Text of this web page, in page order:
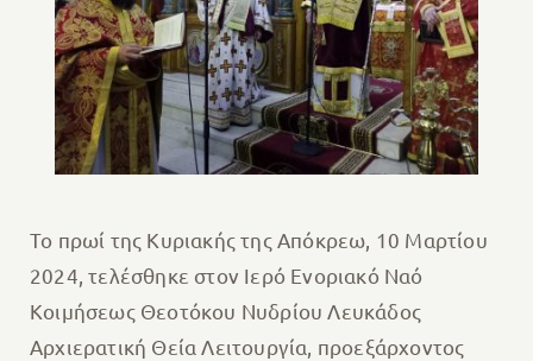
Το πρωί της Κυριακής της Απόκρεω, 10 Μαρτίου
2024, τελέσθηκε στον Ιερό Ενοριακό Ναό
Κοιμήσεως Θεοτόκου Νυδρίου Λευκάδος
Αρχιερατική Θεία Λειτουργία, προεξάρχοντος